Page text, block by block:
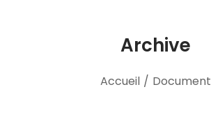
Archive
Accueil / Document